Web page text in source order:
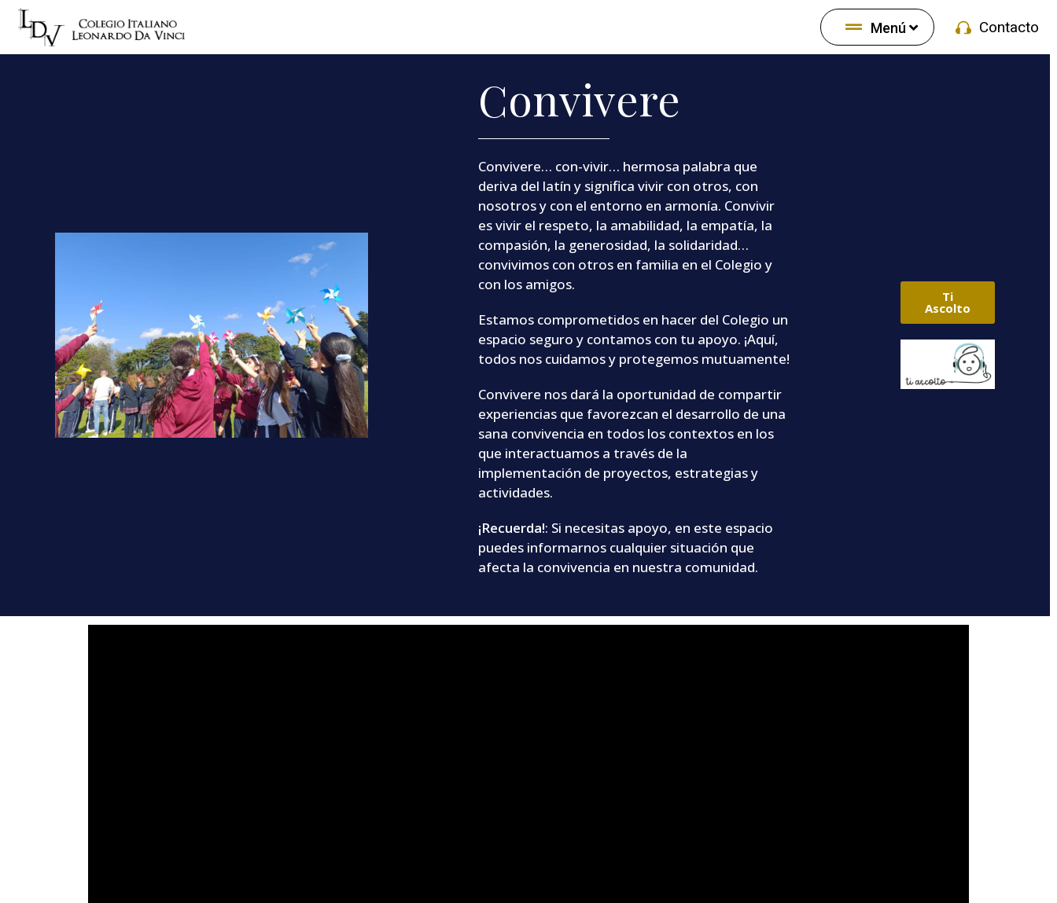
Menú Contacto
Convivere
Convivere… con-vivir… hermosa palabra que
deriva del latín y significa vivir con otros, con
nosotros y con el entorno en armonía. Convivir
es vivir el respeto, la amabilidad, la empatía, la
compasión, la generosidad, la solidaridad…
convivimos con otros en familia en el Colegio y
con los amigos.
Estamos comprometidos en hacer del Colegio un
espacio seguro y contamos con tu apoyo. ¡Aquí,
todos nos cuidamos y protegemos mutuamente!
Convivere nos dará la oportunidad de compartir
experiencias que favorezcan el desarrollo de una
sana convivencia en todos los contextos en los
que interactuamos a través de la
implementación de proyectos, estrategias y
actividades.
¡Recuerda!: Si necesitas apoyo, en este espacio
puedes informarnos cualquier situación que
afecta la convivencia en nuestra comunidad.
Ti
Ascolto